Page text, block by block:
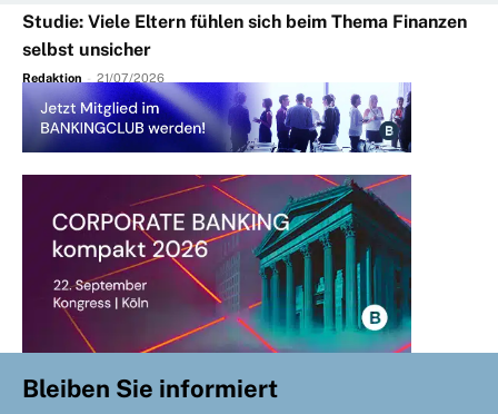
Studie: Viele Eltern fühlen sich beim Thema Finanzen
selbst unsicher
Redaktion - 21/07/2026
Bleiben Sie informiert